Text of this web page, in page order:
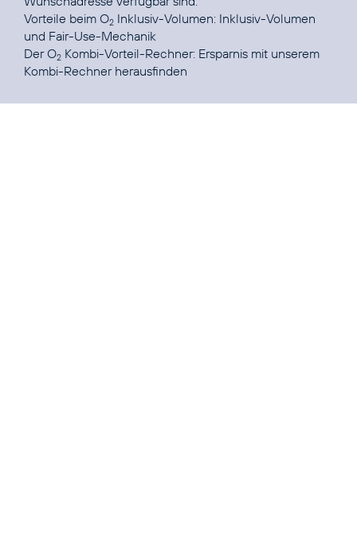
Vorteile beim O2 Inklusiv-Volumen: Inklusiv-Volumen
Der O2 Kombi-Vorteil-Rechner: Ersparnis mit unserem
Kombi-Rechner herausfinden